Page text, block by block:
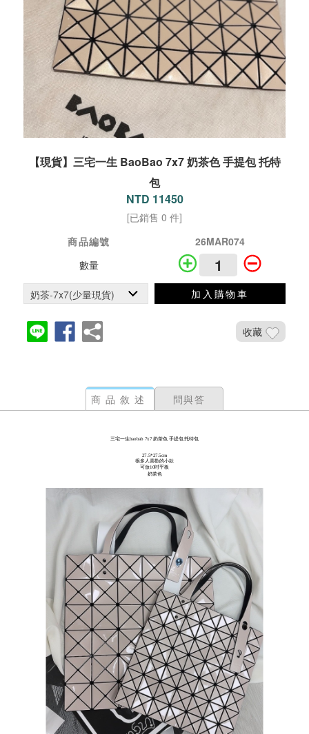
【現貨】三宅一生 BaoBao 7x7 奶茶色 手提包 托特
包
NTD 11450
[已銷售 0 件]
商品編號
26MAR074
數量
加入購物車
收藏
商品敘述 問與答